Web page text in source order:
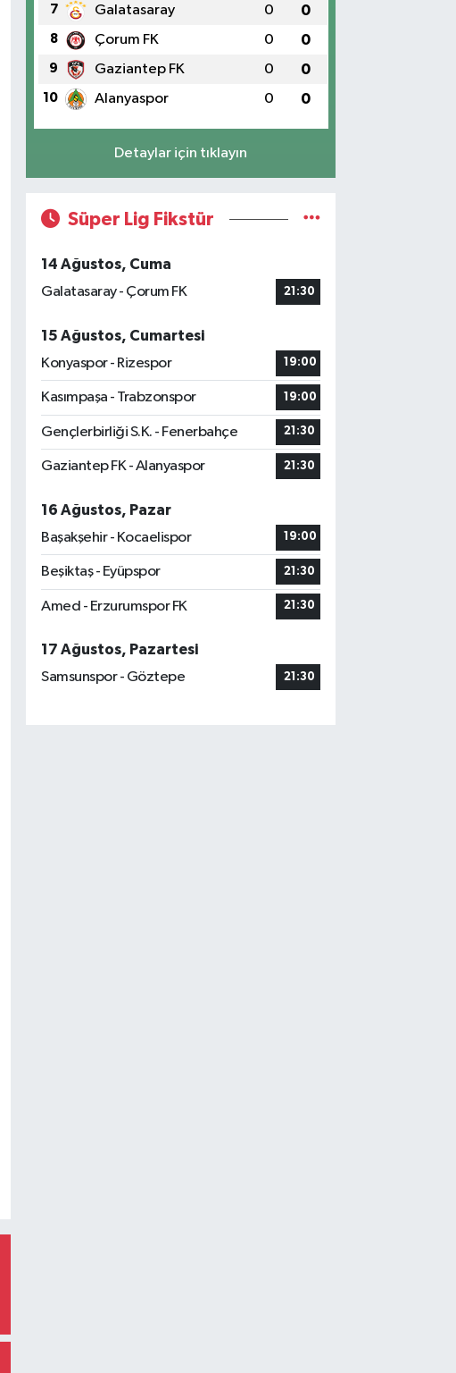
7 Galatasaray 0 0
8 Çorum FK 0 0
9 Gaziantep FK 0 0
10 Alanyaspor 0 0
Detaylar için tıklayın
Süper Lig Fikstür
14 Ağustos, Cuma
Galatasaray - Çorum FK
21:30
15 Ağustos, Cumartesi
Konyaspor - Rizespor
19:00
Kasımpaşa - Trabzonspor 19:00
Gençlerbirliği S.K. - Fenerbahçe 21:30
Gaziantep FK - Alanyaspor 21:30
16 Ağustos, Pazar
Başakşehir - Kocaelispor
19:00
Beşiktaş - Eyüpspor 21:30
Amed - Erzurumspor FK 21:30
17 Ağustos, Pazartesi
Samsunspor - Göztepe
21:30